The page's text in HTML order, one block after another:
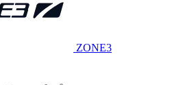
ZONE3